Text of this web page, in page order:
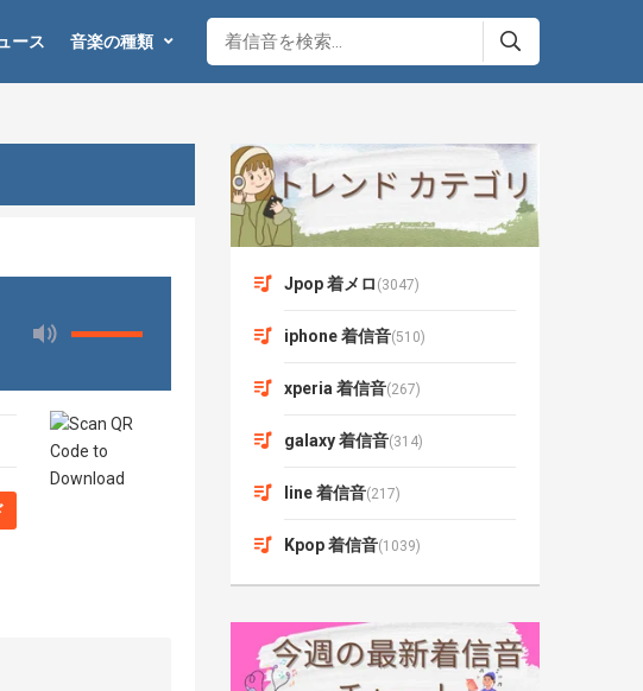
ース 音楽の種類
Jpop 着メロ (3047)
iphone 着信音(510)
xperia 着信音(267)
galaxy 着信音(314)
line 着信音(217)
Kpop 着信音(1039)